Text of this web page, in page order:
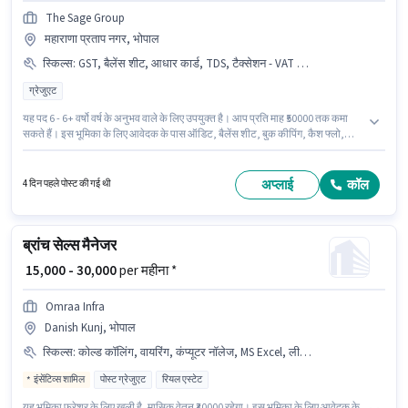
The Sage Group
महाराणा प्रताप नगर, भोपाल
स्किल्स: GST, बैलेंस शीट, आधार कार्ड, TDS, टैक्सेशन - VAT & सेल्स टैक्स, बुक कीपिंग, टैक्स रिटर्न्स, ऑडिट, Tally, MS Excel, PAN कार्ड, कैश फ्लो, बैंक अकाउंट
ग्रेजुएट
यह पद 6 - 6+ वर्षो वर्ष के अनुभव वाले के लिए उपयुक्त है। आप प्रति माह ₹50000 तक कमा
सकते हैं। इस भूमिका के लिए आवेदक के पास ऑडिट, बैलेंस शीट, बुक कीपिंग, कैश फ्लो,
भूमिका के साथ अतिरिक्त लाभ जैसे PF, मेडिकल बेनिफिट्स भी मिलेंगे। यह वैकेंसी महाराणा
प्रताप नगर, भोपाल में है। इस पद के लिए आवश्यक दस्तावेज़ जैसे PAN कार्ड, आधार कार्ड,
4 दिन पहले पोस्ट की गई थी अप्लाई कॉल
ब्रांच सेल्स मैनेजर
₹ 15,000 - 30,000per महीना *
Omraa Infra
Danish Kunj, भोपाल
स्किल्स: कोल्ड कॉलिंग, वायरिंग, कंप्यूटर नॉलेज, MS Excel, लीड जनरेशन
इंसेंटिव्स शामिल पोस्ट ग्रेजुएट रियल एस्टेट